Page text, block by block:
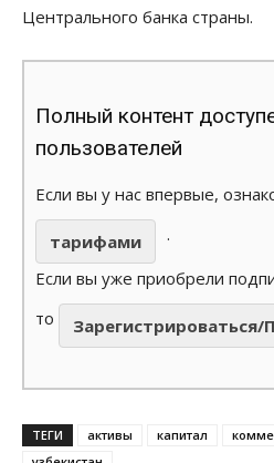
Центрального банка страны.
Полный контент
пользователей
Если вы у нас впервые,
тарифами
.
Если вы уже приобрели
то
ТЕГИ активы капитал